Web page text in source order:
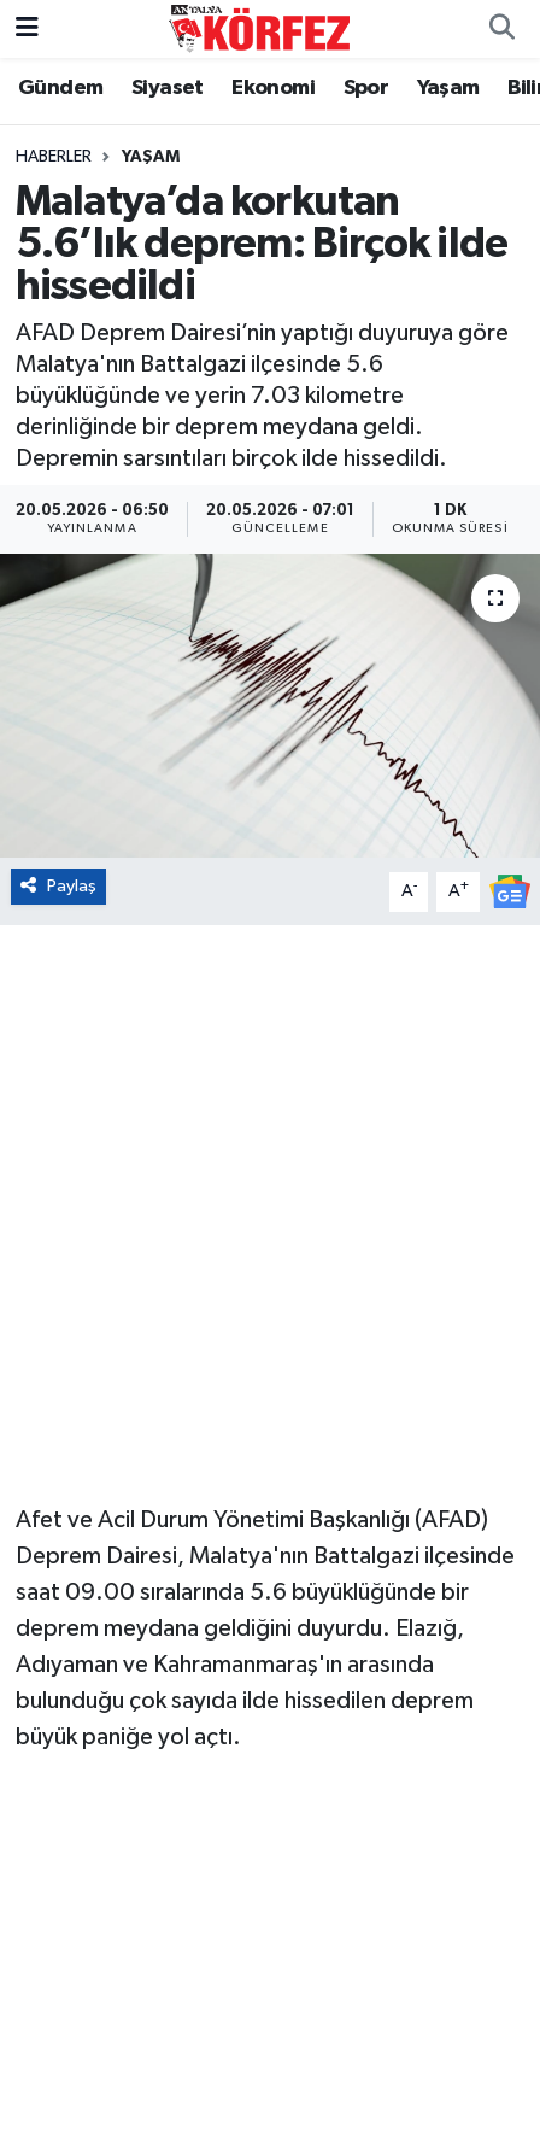
Gündem Siyaset Ekonomi Spor Yaşam
HABERLER YAŞAM
Malatya’da korkutan
5.6’lık deprem: Birçok ilde
hissedildi
AFAD Deprem Dairesi’nin yaptığı duyuruya göre
Malatya'nın Battalgazi ilçesinde 5.6
büyüklüğünde ve yerin 7.03 kilometre
derinliğinde bir deprem meydana geldi.
Depremin sarsıntıları birçok ilde hissedildi.
20.05.2026 - 06:50
YAYINLANMA
20.05.2026 - 07:01
GÜNCELLEME
1 DK
OKUNMA SÜRESI
Paylaş A- A+
Afet ve Acil Durum Yönetimi Başkanlığı (AFAD)
Deprem Dairesi, Malatya'nın Battalgazi ilçesinde
saat 09.00 sıralarında 5.6 büyüklüğünde bir
deprem meydana geldiğini duyurdu. Elazığ,
Adıyaman ve Kahramanmaraş'ın arasında
bulunduğu çok sayıda ilde hissedilen deprem
büyük paniğe yol açtı.
Gündem
Siyaset
Yerel Yönetim
Ekonomi
Spor
Yaşam
Asayiş
Dünya
Eğitim
Kültür ve Sanat
Nöbetçi Eczaneler
Hava Durumu
Trafik Durumu
Süper Lig Puan Durumu ve Fikstür
Tüm Manşetler
Son Dakika Haberleri
Haber Arşivi